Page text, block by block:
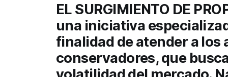
EL SURGIMIENTO DE
una iniciativa
finalidad de atender a los
conservadores, que